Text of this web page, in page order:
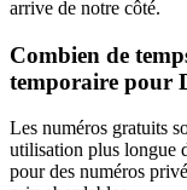
arrive de notre côté.
Combien de
temporaire pour
Les numéros gratuits
utilisation plus longue
pour des numéros